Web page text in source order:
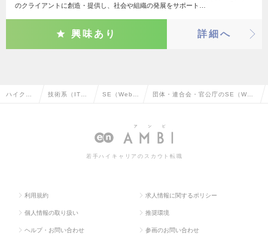
のクライアントに創造・提供し、社会や組織の発展をサポート…
興味あり 詳細へ
ハイクラ 技術系（IT・ SE（Web・
系）
団体・連合会・官公庁のSE（We
一覧
若手ハイキャリアのスカウト転職
利用規約 求人情報に関するポリシー
個人情報の取り扱い 推奨環境
ヘルプ・お問い合わせ 参画のお問い合わせ